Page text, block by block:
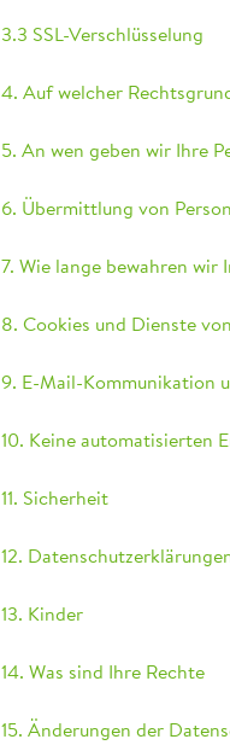
3.3 SSL-Verschlüsselung
4. Auf welcher
5. An wen geben wir Ihre
6. Übermittlung von
7. Wie lange bewahren
8. Cookies und Dienste
9. E-Mail-Kommunikation
10. Keine automatisierten
11. Sicherheit
12.
13. Kinder
14. Was sind Ihre Rechte
15. Änderungen der